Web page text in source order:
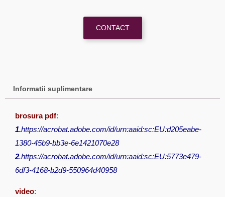
CONTACT
Informatii suplimentare
brosura pdf:
1.https://acrobat.adobe.com/id/urn:aaid:sc:EU:d205eabe-
1380-45b9-bb3e-6e1421070e28
2.https://acrobat.adobe.com/id/urn:aaid:sc:EU:5773e479-
6df3-4168-b2d9-550964d40958
video: